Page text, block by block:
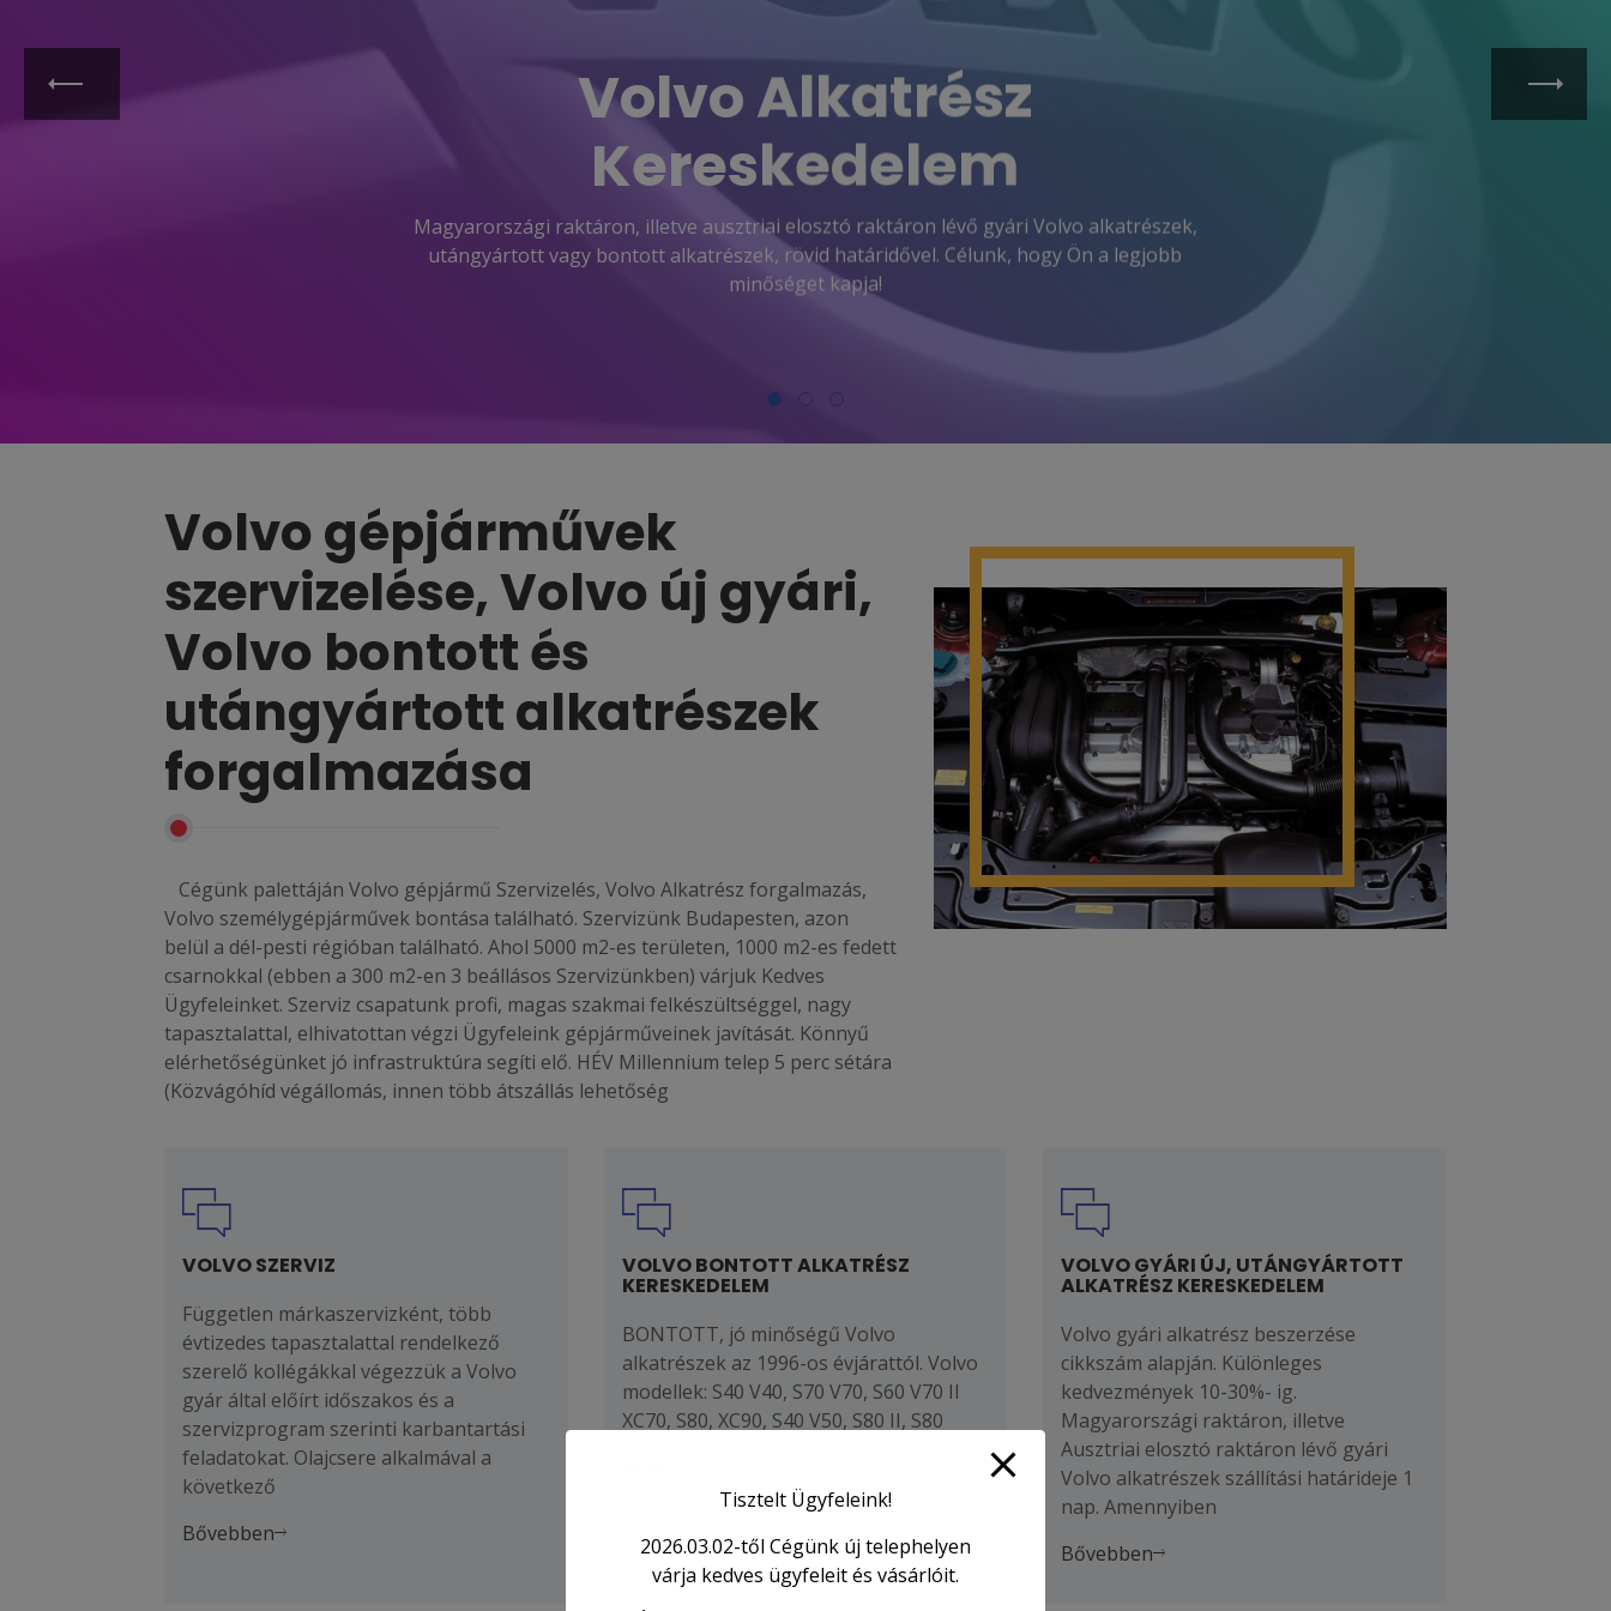
Volvo Alkatrész
Kereskedelem
Magyarországi raktáron, illetve ausztriai elosztó raktáron lévő gyári Volvo alkatrészek,
utángyártott vagy bontott alkatrészek, rövid határidővel. Célunk, hogy Ön a legjobb
minőséget kapja!
Volvo gépjárművek
szervizelése, Volvo új gyári,
Volvo bontott és
utángyártott alkatrészek
forgalmazása
Cégünk palettáján Volvo gépjármű Szervizelés, Volvo Alkatrész forgalmazás,
Volvo személygépjárművek bontása található. Szervizünk Budapesten, azon
belül a dél-pesti régióban található. Ahol 5000 m2-es területen, 1000 m2-es fedett
csarnokkal (ebben a 300 m2-en 3 beállásos Szervizünkben) várjuk Kedves
Ügyfeleinket. Szerviz csapatunk profi, magas szakmai felkészültséggel, nagy
tapasztalattal, elhivatottan végzi Ügyfeleink gépjárműveinek javítását. Könnyű
elérhetőségünket jó infrastruktúra segíti elő. HÉV Millennium telep 5 perc sétára
(Közvágóhíd végállomás, innen több átszállás lehetőség
VOLVO SZERVIZ
Független márkaszervizként, több
évtizedes tapasztalattal rendelkező
szerelő kollégákkal végezzük a Volvo
gyár által előírt időszakos és a
szervizprogram szerinti karbantartási
feladatokat. Olajcsere alkalmával a
következő
Bővebben
VOLVO BONTOTT ALKATRÉSZ
KERESKEDELEM
BONTOTT, jó minőségű Volvo
alkatrészek az 1996-os évjárattól. Volvo
modellek: S40 V40, S70 V70, S60 V70 II
XC70, S80, XC90, S40 V50, S80 II, S80
VOLVO GYÁRI ÚJ, UTÁNGYÁRTOTT
ALKATRÉSZ KERESKEDELEM
Volvo gyári alkatrész beszerzése
cikkszám alapján. Különleges
kedvezmények 10-30%- ig.
Magyarországi raktáron, illetve
Ausztriai elosztó raktáron lévő gyári
Volvo alkatrészek szállítási határideje 1
nap. Amennyiben
Bővebben
Tisztelt Ügyfeleink!
2026.03.02-től Cégünk új telephelyen
várja kedves ügyfeleit és vásárlóit.